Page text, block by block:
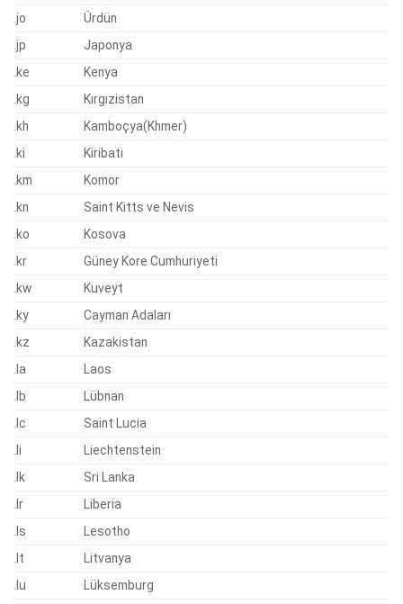
.jo
Ürdün
.jp
Japonya
.ke
Kenya
.kg
Kırgızistan
.kh
Kamboçya(Khmer)
.ki
Kiribati
.km
Komor
.kn
Saint Kitts ve Nevis
.ko
Kosova
.kr
Güney Kore Cumhuriyeti
.kw
Kuveyt
.ky
Cayman Adaları
.kz
Kazakistan
.la
Laos
.lb
Lübnan
.lc
Saint Lucia
.li
Liechtenstein
.lk
Sri Lanka
.lr
Liberia
.ls
Lesotho
.lt
Litvanya
.lu
Lüksemburg